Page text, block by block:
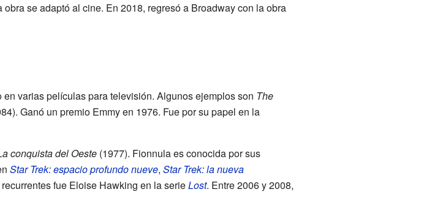
obra se adaptó al cine. En 2018, regresó a Broadway con la obra
varias películas para televisión. Algunos ejemplos son The
Ganó un premio Emmy en 1976. Fue por su papel en la
conquista del Oeste(1977). Fionnula es conocida por sus
Star Trek: espacio profundo nueve, Star Trek: la nueva
fue Eloise Hawking en la serieLost. Entre 2006 y 2008,